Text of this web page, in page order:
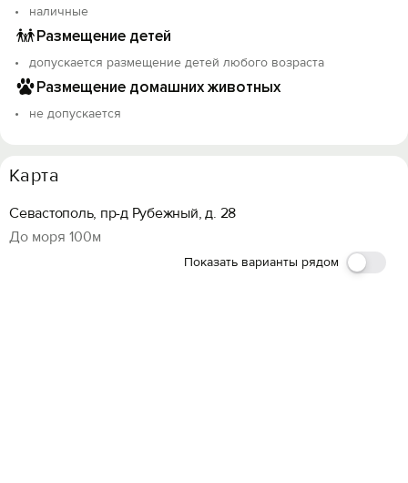
наличные
Размещение детей
допускается размещение детей любого возраста
Размещение домашних животных
не допускается
Карта
Севастополь, пр-д Рубежный, д. 28
До моря 100м
Показать варианты рядом